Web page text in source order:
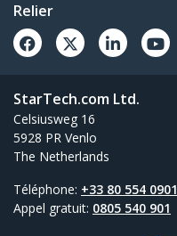
Relier
StarTech.com Ltd.
Celsiusweg 16
5928 PR Venlo
The Netherlands
Téléphone: +33 80 554 0901
Appel gratuit: 0805 540 901